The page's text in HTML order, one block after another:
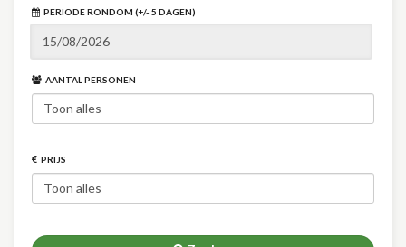
PERIODE RONDOM (+/- 5 DAGEN)
AANTAL PERSONEN
PRIJS